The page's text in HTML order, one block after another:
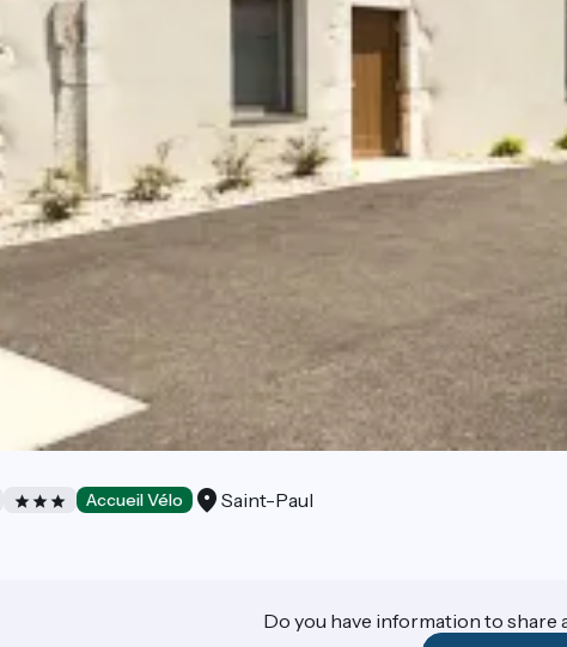
Accueil Vélo Saint-Paul
Do you have information to